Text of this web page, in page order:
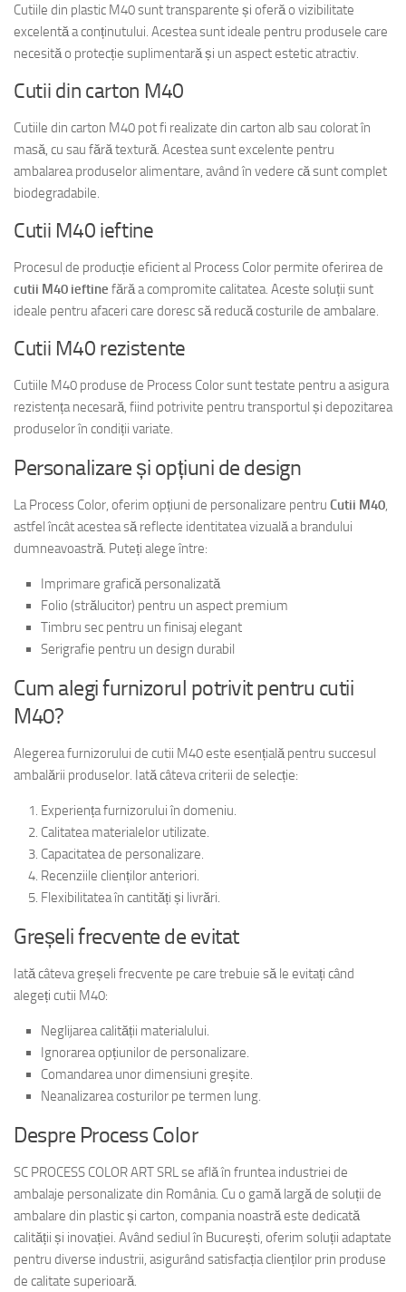
Cutiile din plastic M40 sunt transparente și oferă o vizibilitate
excelentă a conținutului. Acestea sunt ideale pentru produsele care
necesită o protecție suplimentară și un aspect estetic atractiv.
Cutii din carton M40
Cutiile din carton M40 pot fi realizate din carton alb sau colorat în
masă, cu sau fără textură. Acestea sunt excelente pentru
ambalarea produselor alimentare, având în vedere că sunt complet
biodegradabile.
Cutii M40 ieftine
Procesul de producție eficient al Process Color permite oferirea de
cutii M40 ieftine fără a compromite calitatea. Aceste soluții sunt
ideale pentru afaceri care doresc să reducă costurile de ambalare.
Cutii M40 rezistente
Cutiile M40 produse de Process Color sunt testate pentru a asigura
rezistența necesară, fiind potrivite pentru transportul și depozitarea
produselor în condiții variate.
Personalizare și opțiuni de design
La Process Color, oferim opțiuni de personalizare pentru Cutii M40,
astfel încât acestea să reflecte identitatea vizuală a brandului
dumneavoastră. Puteți alege între:
Imprimare grafică personalizată
Folio (strălucitor) pentru un aspect premium
Timbru sec pentru un finisaj elegant
Serigrafie pentru un design durabil
Cum alegi furnizorul potrivit pentru cutii
M40?
Alegerea furnizorului de cutii M40 este esențială pentru succesul
ambalării produselor. Iată câteva criterii de selecție:
Experiența furnizorului în domeniu.
Calitatea materialelor utilizate.
Capacitatea de personalizare.
Recenziile clienților anteriori.
Flexibilitatea în cantități și livrări.
Greșeli frecvente de evitat
Iată câteva greșeli frecvente pe care trebuie să le evitați când
alegeți cutii M40:
Neglijarea calității materialului.
Ignorarea opțiunilor de personalizare.
Comandarea unor dimensiuni greșite.
Neanalizarea costurilor pe termen lung.
Despre Process Color
SC PROCESS COLOR ART SRL se află în fruntea industriei de
ambalaje personalizate din România. Cu o gamă largă de soluții de
ambalare din plastic și carton, compania noastră este dedicată
calității și inovației. Având sediul în București, oferim soluții adaptate
pentru diverse industrii, asigurând satisfacția clienților prin produse
de calitate superioară.